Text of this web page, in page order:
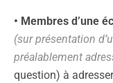
• Membres d’une
(sur présentation
préalablement
question) à